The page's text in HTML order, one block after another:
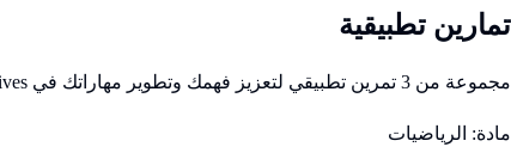
تمارين تطبيقية
مجموعة من 3 تمرين تطبيقي لتعزيز فهمك وتطوير مهاراتك في Fonctions primitives
مادة: الرياضيات